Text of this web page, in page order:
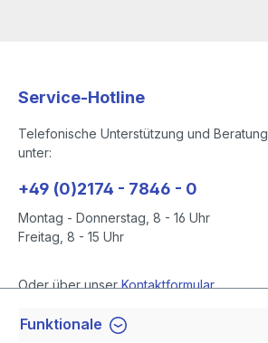
Service-Hotline
Telefonische Unterstützung und Beratung
unter:
+49 (0)2174 - 7846 - 0
Montag - Donnerstag, 8 - 16 Uhr
Freitag, 8 - 15 Uhr
Oder über unserKontaktformular.
Vertrag widerrufen
Funktionale